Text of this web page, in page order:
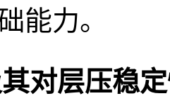
能力。
对层压稳